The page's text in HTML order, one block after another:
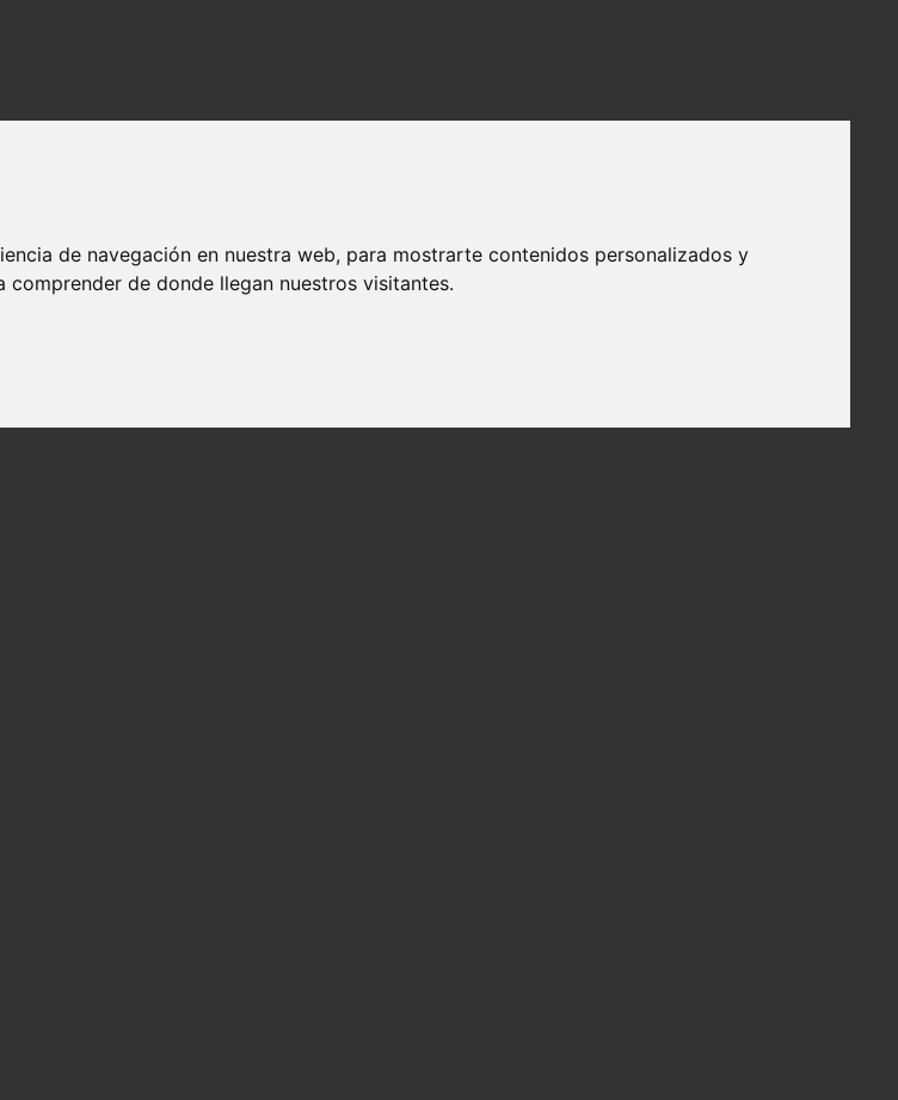
de navegación en nuestra web, para mostrarte contenidos personalizados y
de donde llegan nuestros visitantes.